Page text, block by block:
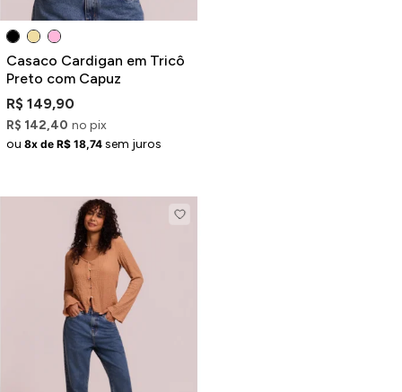
Casaco Cardigan em Tricô
Preto com Capuz
R$ 149,90
R$ 142,40 no pix
ou 8x de R$ 18,74 sem juros